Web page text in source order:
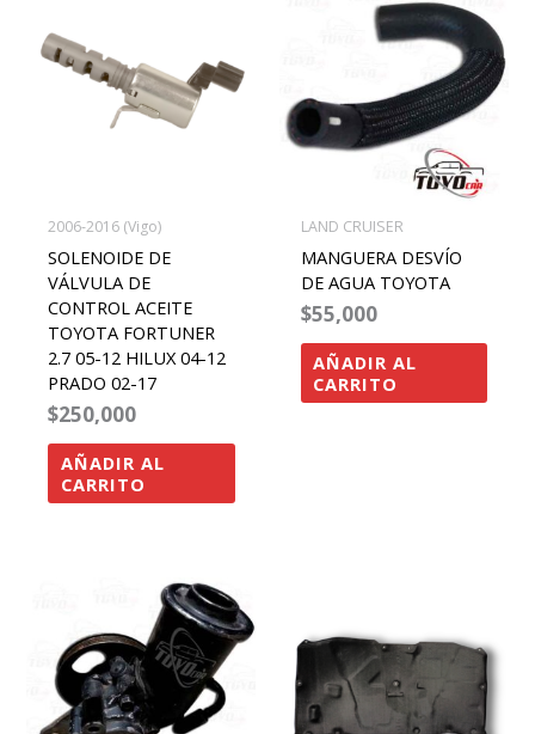
2006-2016 (Vigo)
SOLENOIDE DE
VÁLVULA DE
CONTROL ACEITE
TOYOTA FORTUNER
2.7 05-12 HILUX 04-12
PRADO 02-17
$250,000
AÑADIR AL
CARRITO
LAND CRUISER
MANGUERA DESVÍO
DE AGUA TOYOTA
$55,000
AÑADIR AL
CARRITO